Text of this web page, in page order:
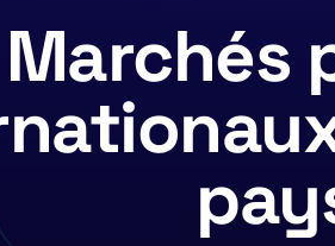
Marchés